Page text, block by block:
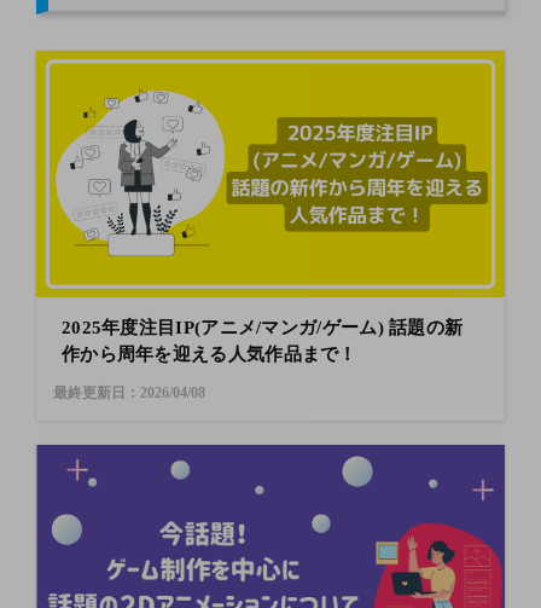
2025年度注目IP(アニメ/マンガ/ゲーム) 話題の新
作から周年を迎える人気作品まで！
最終更新日：2026/04/08